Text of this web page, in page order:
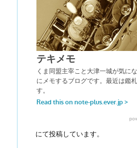
にて投稿しています。